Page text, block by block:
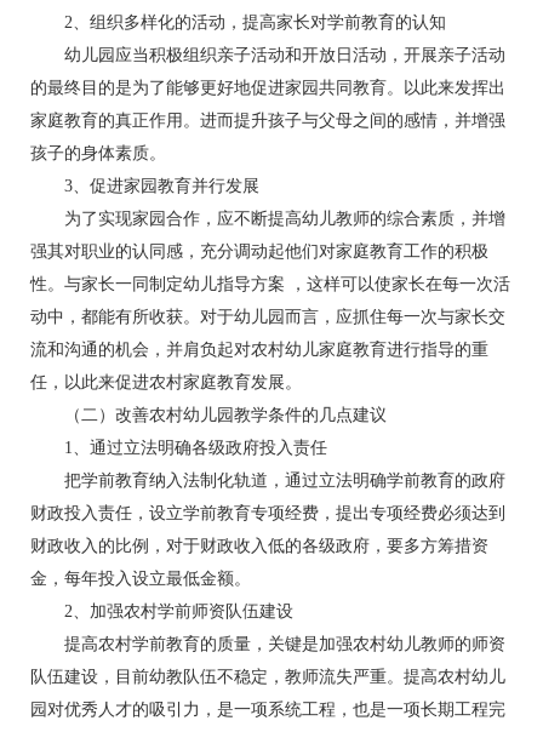
2、组织多样化的活动，提高家长对学前教育的认知
幼儿园应当积极组织亲子活动和开放日活动，开展亲子活动
的最终目的是为了能够更好地促进家园共同教育。以此来发挥出
家庭教育的真正作用。进而提升孩子与父母之间的感情，并增强
孩子的身体素质。
3、促进家园教育并行发展
为了实现家园合作，应不断提高幼儿教师的综合素质，并增
强其对职业的认同感，充分调动起他们对家庭教育工作的积极
性。与家长一同制定幼儿指导方案 ，这样可以使家长在每一次活
动中，都能有所收获。对于幼儿园而言，应抓住每一次与家长交
流和沟通的机会，并肩负起对农村幼儿家庭教育进行指导的重
任，以此来促进农村家庭教育发展。
（二）改善农村幼儿园教学条件的几点建议
1、通过立法明确各级政府投入责任
把学前教育纳入法制化轨道，通过立法明确学前教育的政府
财政投入责任，设立学前教育专项经费，提出专项经费必须达到
财政收入的比例，对于财政收入低的各级政府，要多方筹措资
金，每年投入设立最低金额。
2、加强农村学前师资队伍建设
提高农村学前教育的质量，关键是加强农村幼儿教师的师资
队伍建设，目前幼教队伍不稳定，教师流失严重。提高农村幼儿
园对优秀人才的吸引力，是一项系统工程，也是一项长期工程完